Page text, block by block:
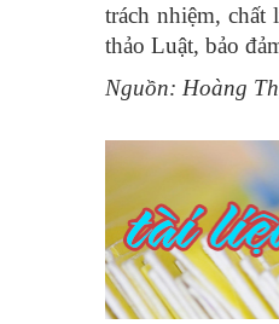
trách nhiệm, chất
thảo Luật, bảo
Nguồn: Hoàng